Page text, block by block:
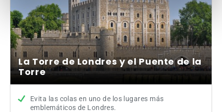
La Torre de Londres y el Puente de la
Torre
Evita las colas en uno de los lugares más
emblemáticos de Londres.